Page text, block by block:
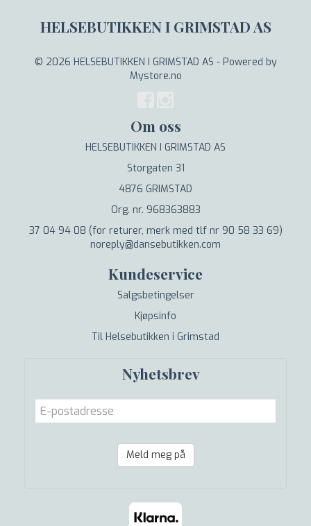
HELSEBUTIKKEN I GRIMSTAD AS
© 2026 HELSEBUTIKKEN I GRIMSTAD AS - Powered by
Mystore.no
Om oss
HELSEBUTIKKEN I GRIMSTAD AS
Storgaten 31
4876 GRIMSTAD
Org. nr. 968363883
37 04 94 08 (for returer, merk med tlf nr 90 58 33 69)
noreply@dansebutikken.com
Kundeservice
Salgsbetingelser
Kjøpsinfo
Til Helsebutikken i Grimstad
Nyhetsbrev
Meld meg på